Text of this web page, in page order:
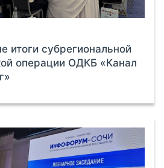
итоги субрегиональной
операции ОДКБ «Канал